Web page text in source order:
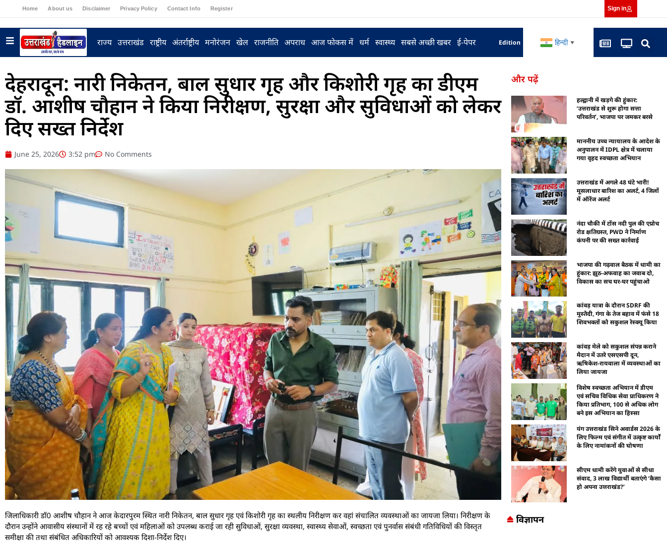
Home About us Disclaimer Privacy Policy Contact Info Register Sign in
राज्य उत्तराखंड राष्ट्रीय अंतर्राष्ट्रीय मनोरंजन खेल राजनीति अपराध आज फोकस में धर्म स्वास्थ्य सबसे अच्छी खबर ई-पेपर Edition हिन्दी ▼
देहरादून: नारी निकेतन, बाल सुधार गृह और किशोरी गृह का डीएम
डॉ. आशीष चौहान ने किया निरीक्षण, सुरक्षा और सुविधाओं को लेकर
दिए सख्त निर्देश
June 25, 2026 3:52 pm No Comments
जिलाधिकारी डॉ0 आशीष चौहान ने आज केदारपुरम स्थित नारी निकेतन, बाल सुधार गृह एवं किशोरी गृह का स्थलीय निरीक्षण कर वहां संचालित व्यवस्थाओं का जायजा लिया। निरीक्षण के
दौरान उन्होंने आवासीय संस्थानों में रह रहे बच्चों एवं महिलाओं को उपलब्ध कराई जा रही सुविधाओं, सुरक्षा व्यवस्था, स्वास्थ्य सेवाओं, स्वच्छता एवं पुनर्वास संबंधी गतिविधियों की विस्तृत
समीक्षा की तथा संबंधित अधिकारियों को आवश्यक दिशा-निर्देश दिए।
और पढ़ें
हल्द्वानी में खड़गे की हुंकार:
‘उत्तराखंड से शुरू होगा सत्ता
परिवर्तन’, भाजपा पर जमकर बरसे
माननीय उच्च न्यायालय के आदेश के
अनुपालन में IDPL क्षेत्र में चलाया
गया वृहद स्वच्छता अभियान
उत्तराखंड में अगले 48 घंटे भारी!
मूसलाधार बारिश का अलर्ट, 4 जिलों
में ऑरेंज अलर्ट
नंदा चौकी में टोंस नदी पुल की एप्रोच
रोड क्षतिग्रस्त, PWD ने निर्माण
कंपनी पर की सख्त कार्रवाई
भाजपा की गढ़वाल बैठक में धामी का
हुंकार: झूठ-अफवाह का जवाब दो,
विकास का सच घर-घर पहुंचाओ
कांवड़ यात्रा के दौरान SDRF की
मुस्तैदी, गंगा के तेज बहाव में फंसे 18
शिवभक्तों को सकुशल रेस्क्यू किया
कांवड़ मेले को सकुशल संपन्न कराने
मैदान में उतरे एसएसपी दून,
ऋषिकेश-रायवाला में व्यवस्थाओं का
लिया जायजा
विशेष स्वच्छता अभियान में डीएम
एवं सचिव विधिक सेवा प्राधिकरण ने
किया प्रतिभाग, 100 से अधिक लोग
बने इस अभियान का हिस्सा
यंग उत्तराखंड सिने अवार्डस 2026 के
लिए फिल्म एवं संगीत में उत्कृष्ट कार्यों
के लिए नामांकनों की घोषणा
सीएम धामी करेंगे युवाओं से सीधा
संवाद, 3 लाख विद्यार्थी बताएंगे ‘कैसा
हो अपना उत्तराखंड?’
विज्ञापन